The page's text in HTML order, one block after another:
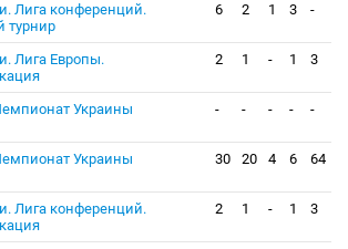
Лига конференций.
турнир
6 2 1 3 -
Лига Европы.
2 1 - 1 3
Украины - - - - -
Украины 30 20 4 6 64
Лига конференций.
2 1 - 1 3